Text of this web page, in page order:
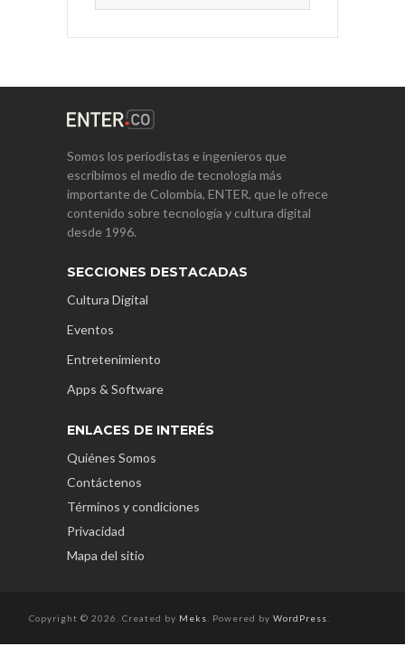
Somos los periodistas e ingenieros que
escribimos el medio de tecnología más
importante de Colombia, ENTER, que le ofrece
contenido sobre tecnología y cultura digital
desde 1996.
SECCIONES DESTACADAS
Cultura Digital
Eventos
Entretenimiento
Apps & Software
ENLACES DE INTERÉS
Quiénes Somos
Contáctenos
Términos y condiciones
Privacidad
Mapa del sitio
Copyright © 2026. Created by Meks . Powered by WordPress